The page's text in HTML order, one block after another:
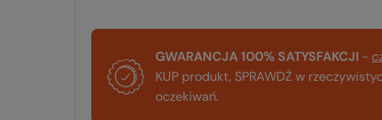
GWARANCJA 100% SATYSFAKCJI -
KUP produkt, SPRAWDŹ w
oczekiwań.